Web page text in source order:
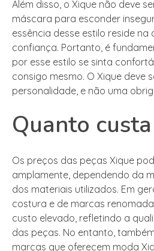
Além disso, o Xique não deve
máscara para esconder
essência desse estilo reside na
confiança. Portanto, é
por esse estilo se sinta
consigo mesmo. O Xique deve
personalidade, e não uma
Quanto
Os preços das peças Xique
amplamente, dependendo da
dos materiais utilizados. Em
costura e de marcas
custo elevado, refletindo a
das peças. No entanto,
marcas que oferecem moda